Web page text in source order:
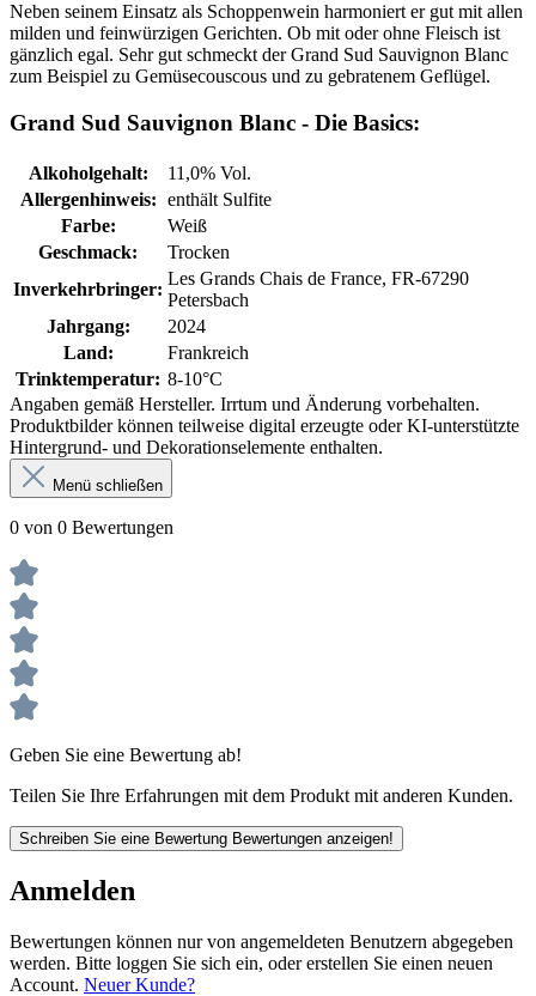
Neben seinem Einsatz als Schoppenwein harmoniert er gut mit allen
milden und feinwürzigen Gerichten. Ob mit oder ohne Fleisch ist
gänzlich egal. Sehr gut schmeckt der Grand Sud Sauvignon Blanc
zum Beispiel zu Gemüsecouscous und zu gebratenem Geflügel.
Grand Sud Sauvignon Blanc - Die Basics:
Alkoholgehalt:
11,0% Vol.
Allergenhinweis: enthält Sulfite
Farbe:
Weiß
Geschmack:
Trocken
Inverkehrbringer:
Les Grands Chais de France, FR-67290
Petersbach
Jahrgang:
2024
Land:
Frankreich
Trinktemperatur: 8-10°C
Angaben gemäß Hersteller. Irrtum und Änderung vorbehalten.
Produktbilder können teilweise digital erzeugte oder KI-unterstützte
Hintergrund- und Dekorationselemente enthalten.
Menü schließen
0 von 0 Bewertungen
Geben Sie eine Bewertung ab!
Teilen Sie Ihre Erfahrungen mit dem Produkt mit anderen Kunden.
Schreiben Sie eine Bewertung Bewertungen anzeigen!
Anmelden
Bewertungen können nur von angemeldeten Benutzern abgegeben
werden. Bitte loggen Sie sich ein, oder erstellen Sie einen neuen
Account. Neuer Kunde?